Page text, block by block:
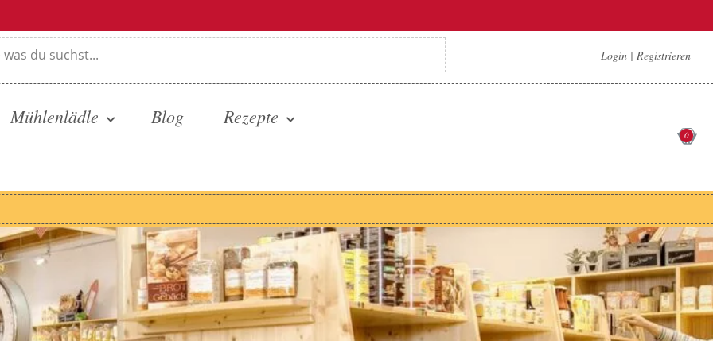
Login | Registrieren
Mühlenlädle Blog Rezepte
0